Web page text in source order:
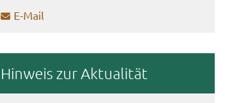
E-​Mail
Hin­weis zur Ak­tua­li­tät